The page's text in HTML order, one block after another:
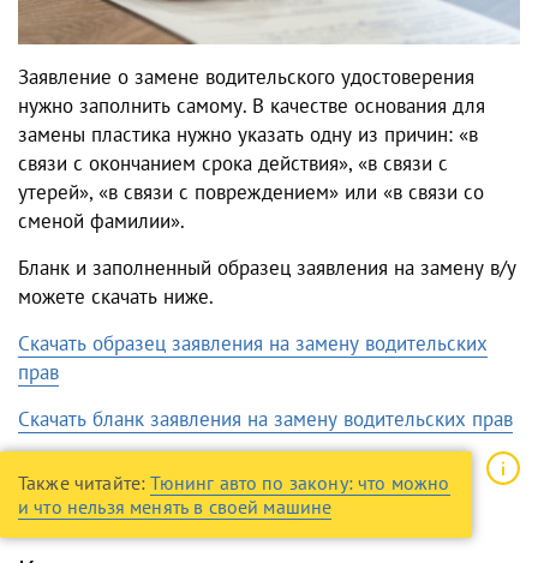
Заявление о замене водительского удостоверения
нужно заполнить самому. В качестве основания для
замены пластика нужно указать одну из причин: «в
связи с окончанием срока действия», «в связи с
утерей», «в связи с повреждением» или «в связи со
сменой фамилии».
Бланк и заполненный образец заявления на замену в/у
можете скачать ниже.
Скачать образец заявления на замену водительских
прав
Скачать бланк заявления на замену водительских прав
Также читайте:Тюнинг авто по закону: что можно
и что нельзя менять в своей машине